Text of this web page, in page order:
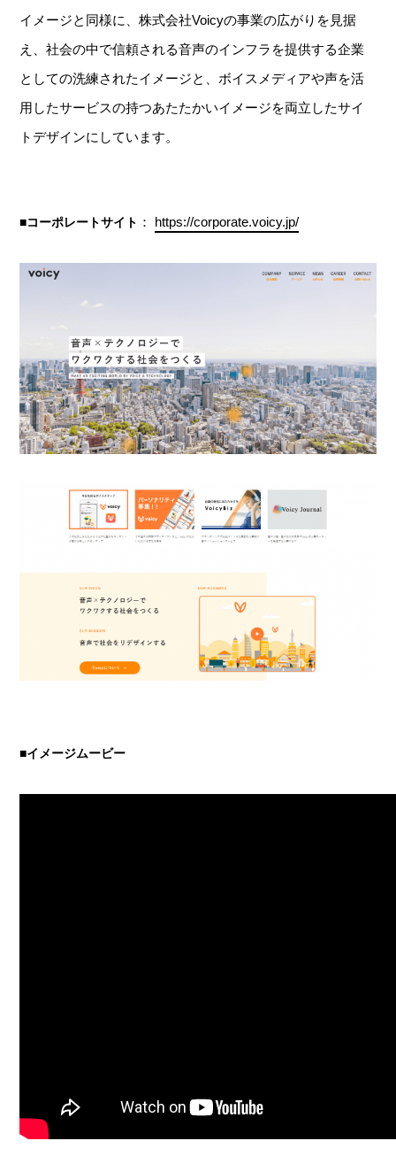
イメージと同様に、株式会社Voicyの事業の広がりを見据
え、社会の中で信頼される音声のインフラを提供する企業
としての洗練されたイメージと、ボイスメディアや声を活
用したサービスの持つあたたかいイメージを両立したサイ
トデザインにしています。
■コーポレートサイト ： https://corporate.voicy.jp/
■イメージムービー